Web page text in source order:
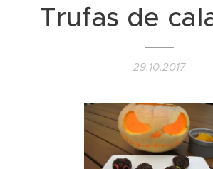
Trufas de
29.10.2017